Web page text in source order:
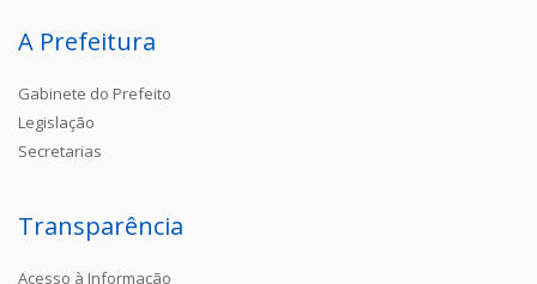
A Prefeitura
Gabinete do Prefeito
Legislação
Secretarias
Transparência
Acesso à Informação